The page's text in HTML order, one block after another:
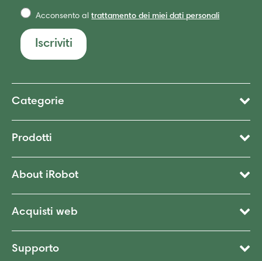
Acconsento altrattamento dei miei dati personali
Iscriviti
Categorie
Prodotti
About iRobot
Acquisti web
Supporto